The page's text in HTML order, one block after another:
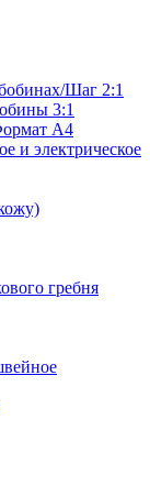
Шаг 2:1
3:1
А4
и электрическое
гребня